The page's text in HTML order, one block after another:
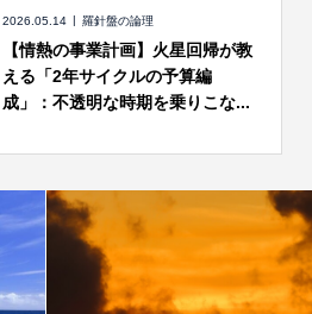
2026.05.14 羅針盤の論理
【情熱の事業計画】火星回帰が教
える「2年サイクルの予算編
成」：不透明な時期を乗りこな...